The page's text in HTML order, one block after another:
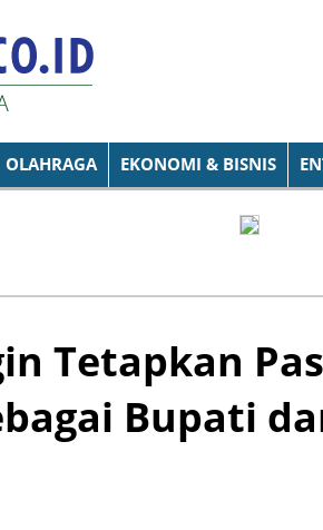
OLAHRAGA EKONOMI & BISNIS
Tetapkan
Bupati